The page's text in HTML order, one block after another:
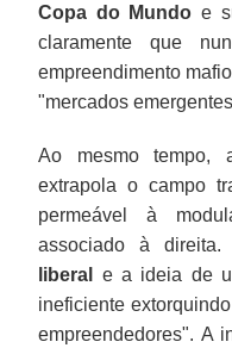
Copa do Mundo e
claramente que
empreendimento
"mercados
Ao mesmo tempo,
extrapola o campo
permeável à
associado à direita.
liberal
e a ideia de
ineficiente
empreendedores". A